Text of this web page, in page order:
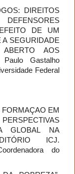
DIREITOS
DE UM
SEGURIDADE
AOS
Paulo Gastalho
Federal
EM
GLOBAL NA
ICJ.
do